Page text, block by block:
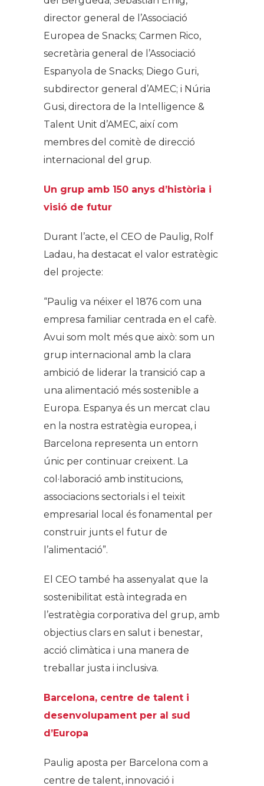
director general de l’Associació
Europea de Snacks; Carmen Rico,
secretària general de l’Associació
Espanyola de Snacks; Diego Guri,
subdirector general d’AMEC; i Núria
Gusi, directora de la Intelligence &
Talent Unit d’AMEC, així com
membres del comitè de direcció
internacional del grup.
Un grup amb 150 anys d’història i
visió de futur
Durant l’acte, el CEO de Paulig, Rolf
Ladau, ha destacat el valor estratègic
del projecte:
“Paulig va néixer el 1876 com una
empresa familiar centrada en el cafè.
Avui som molt més que això: som un
grup internacional amb la clara
ambició de liderar la transició cap a
una alimentació més sostenible a
Europa. Espanya és un mercat clau
en la nostra estratègia europea, i
Barcelona representa un entorn
únic per continuar creixent. La
col·laboració amb institucions,
associacions sectorials i el teixit
empresarial local és fonamental per
construir junts el futur de
l’alimentació”.
El CEO també ha assenyalat que la
sostenibilitat està integrada en
l’estratègia corporativa del grup, amb
objectius clars en salut i benestar,
acció climàtica i una manera de
treballar justa i inclusiva.
Barcelona, centre de talent i
desenvolupament per al sud
d’Europa
Paulig aposta per Barcelona com a
centre de talent, innovació i